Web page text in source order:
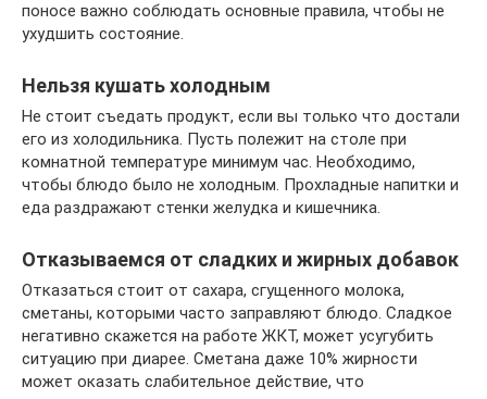
поносе важно соблюдать основные правила, чтобы не
ухудшить состояние.
Нельзя кушать холодным
Не стоит съедать продукт, если вы только что достали
его из холодильника. Пусть полежит на столе при
комнатной температуре минимум час. Необходимо,
чтобы блюдо было не холодным. Прохладные напитки и
еда раздражают стенки желудка и кишечника.
Отказываемся от сладких и жирных добавок
Отказаться стоит от сахара, сгущенного молока,
сметаны, которыми часто заправляют блюдо. Сладкое
негативно скажется на работе ЖКТ, может усугубить
ситуацию при диарее. Сметана даже 10% жирности
может оказать слабительное действие, что